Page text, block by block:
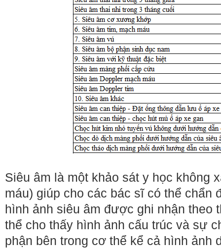
Siêu âm là một khảo sát y học không
máu) giúp cho các bác sĩ có thể chẩn
hình ảnh siêu âm được ghi nhận theo
thể cho thấy hình ảnh cấu trúc và sự
phận bên trong cơ thể kể cả hình ảnh